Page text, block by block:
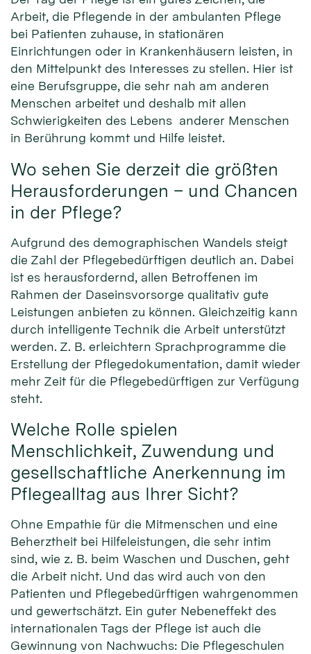
Arbeit, die Pflegende in der ambulanten Pflege
bei Patienten zuhause, in stationären
Einrichtungen oder in Krankenhäusern leisten, in
den Mittelpunkt des Interesses zu stellen. Hier ist
eine Berufsgruppe, die sehr nah am anderen
Menschen arbeitet und deshalb mit allen
Schwierigkeiten des Lebens anderer Menschen
in Berührung kommt und Hilfe leistet.
Wo sehen Sie derzeit die größten
Herausforderungen – und Chancen
in der Pflege?
Aufgrund des demographischen Wandels steigt
die Zahl der Pflegebedürftigen deutlich an. Dabei
ist es herausfordernd, allen Betroffenen im
Rahmen der Daseinsvorsorge qualitativ gute
Leistungen anbieten zu können. Gleichzeitig kann
durch intelligente Technik die Arbeit unterstützt
werden. Z. B. erleichtern Sprachprogramme die
Erstellung der Pflegedokumentation, damit wieder
mehr Zeit für die Pflegebedürftigen zur Verfügung
steht.
Welche Rolle spielen
Menschlichkeit, Zuwendung und
gesellschaftliche Anerkennung im
Pflegealltag aus Ihrer Sicht?
Ohne Empathie für die Mitmenschen und eine
Beherztheit bei Hilfeleistungen, die sehr intim
sind, wie z. B. beim Waschen und Duschen, geht
die Arbeit nicht. Und das wird auch von den
Patienten und Pflegebedürftigen wahrgenommen
und gewertschätzt. Ein guter Nebeneffekt des
internationalen Tags der Pflege ist auch die
Gewinnung von Nachwuchs: Die Pflegeschulen